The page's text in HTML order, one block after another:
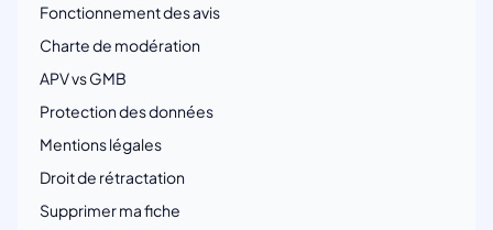
Fonctionnement des avis
Charte de modération
APV vs GMB
Protection des données
Mentions légales
Droit de rétractation
Supprimer ma fiche